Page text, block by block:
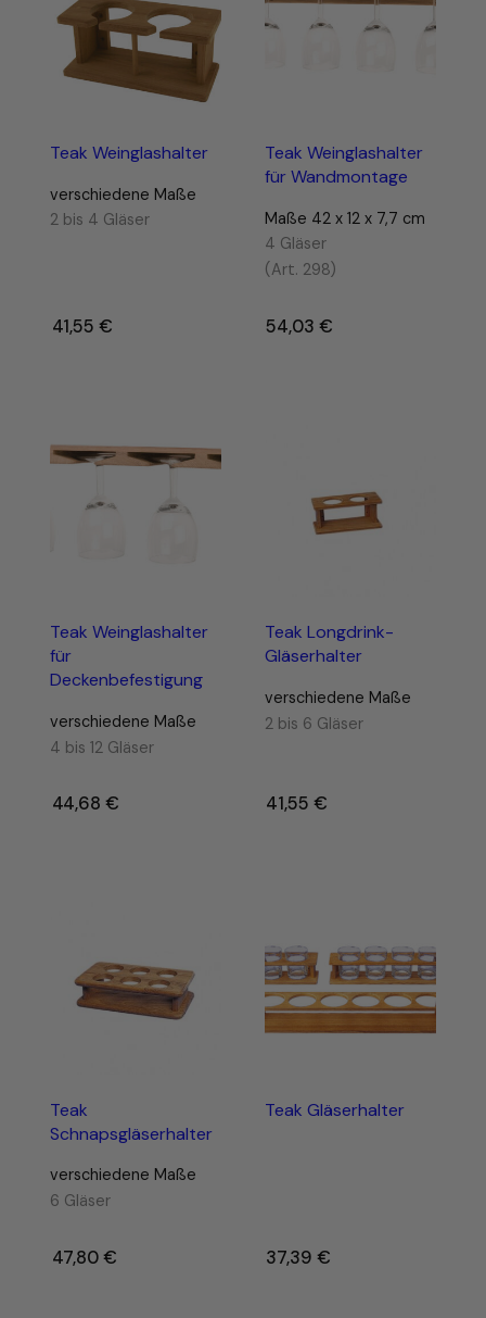
Teak Weinglashalter
verschiedene Maße
2 bis 4 Gläser
41,55 €
Teak Weinglashalter
für Wandmontage
Maße 42 x 12 x 7,7 cm
4 Gläser
(Art. 298)
54,03 €
Teak Weinglashalter
für
Deckenbefestigung
verschiedene Maße
4 bis 12 Gläser
44,68 €
Teak Longdrink-
Gläserhalter
verschiedene Maße
2 bis 6 Gläser
41,55 €
Teak
Schnapsgläserhalter
verschiedene Maße
6 Gläser
47,80€
Teak Gläserhalter
37,39 €